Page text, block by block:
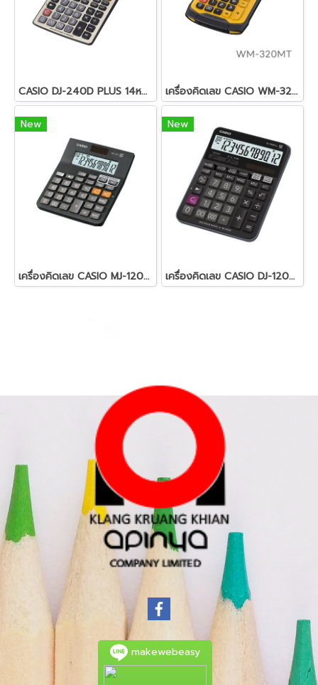
CASIO DJ-240D PLUS 14หลัก เครื่องคิดเลข CASIO WM-320MT
New
เครื่องคิดเลข CASIO MJ-120D PLUS
New
เครื่องคิดเลข CASIO DJ-120D PLUS
makewebeasy